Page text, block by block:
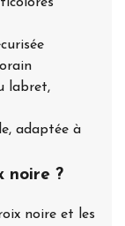
labret,
adaptée à
noire ?
noire et les